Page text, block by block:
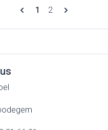
Pages
Vous lisez
1 Page
2